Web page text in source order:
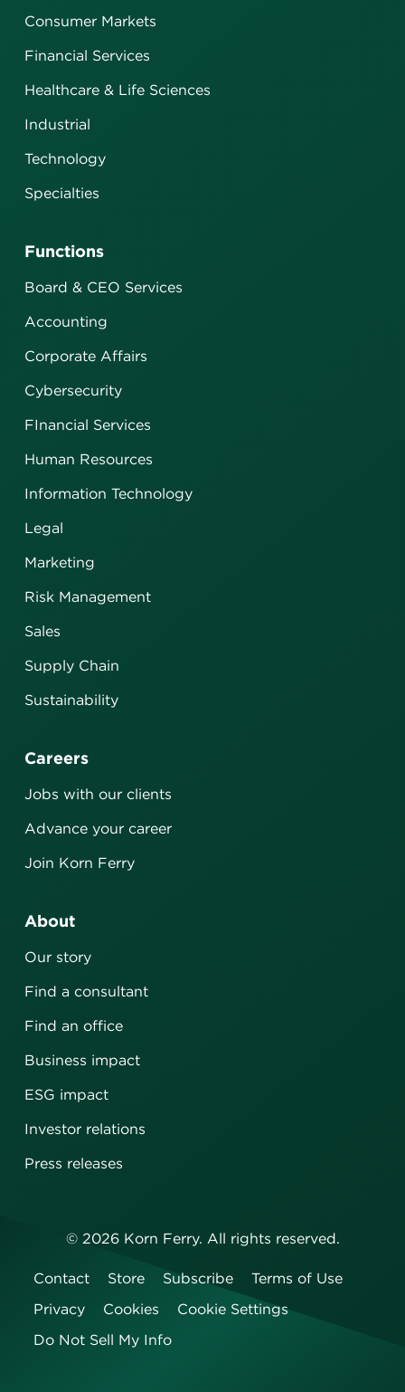
Consumer Markets
Financial Services
Healthcare & Life Sciences
Industrial
Technology
Specialties
Functions
Board & CEO Services
Accounting
Corporate Affairs
Cybersecurity
FInancial Services
Human Resources
Information Technology
Legal
Marketing
Risk Management
Sales
Supply Chain
Sustainability
Careers
Jobs with our clients
Advance your career
Join Korn Ferry
About
Our story
Find a consultant
Find an office
Business impact
ESG impact
Investor relations
Press releases
© 2026Korn Ferry. All rights reserved.
Contact Store Subscribe
Terms of Use
Privacy
Cookies
Cookie Settings
Do Not Sell My Info